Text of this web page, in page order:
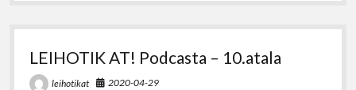
LEIHOTIK AT! Podcasta – 10.atala
leihotikat 2020-04-29